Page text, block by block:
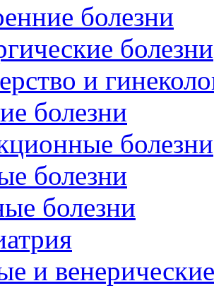
болезни
болезни
и
болезни
болезни
болезни
болезни
и